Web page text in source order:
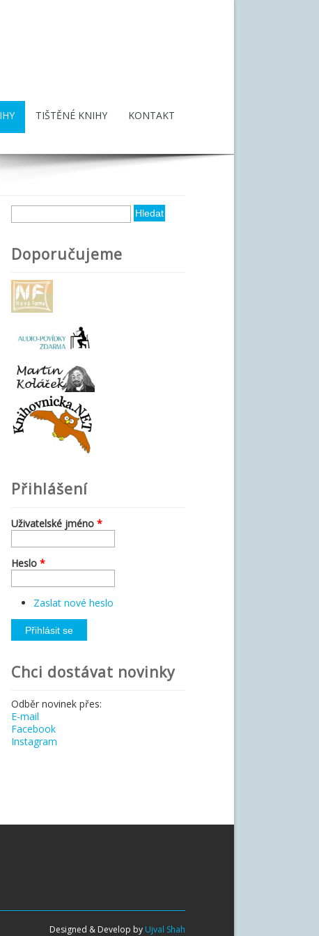
TIŠTĚNÉ KNIHY KONTAKT
Vyhledávání
Hledat
Doporučujeme
Přihlášení
Uživatelské jméno *
Heslo *
Zaslat nové heslo
Chci dostávat novinky
Odběr novinek přes:
E-mail
Facebook
Instagram
Designed & Develop by Ujval Shah